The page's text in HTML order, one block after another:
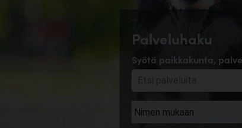
Palveluhaku
Syötä paikkakunta,